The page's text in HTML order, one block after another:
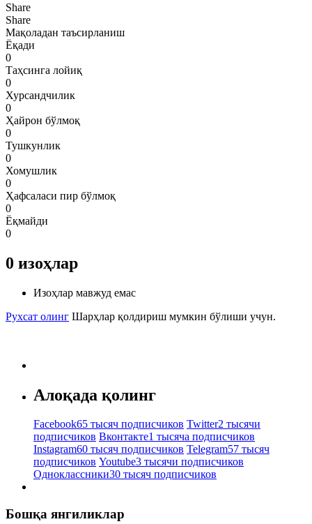
Share
Share
Мақоладан таъсирланиш
Ёқади
0
Таҳсинга лойиқ
0
Хурсандчилик
0
Ҳайрон бўлмоқ
0
Тушкунлик
0
Хомушлик
0
Ҳафсаласи пир бўлмоқ
0
Ёқмайди
0
0 изоҳлар
Изоҳлар мавжуд емас
Рухсат олинг Шарҳлар қолдириш мумкин бўлиши учун.
Алоқада қолинг
Facebook65 тысяч подписчиков Twitter2 тысячи
подписчиков Вконтакте1 тысяча подписчиков
Instagram60 тысяч подписчиков Telegram57 тысяч
подписчиков Youtube3 тысячи подписчиков
Одноклассники30 тысяч подписчиков
Бошқа янгиликлар